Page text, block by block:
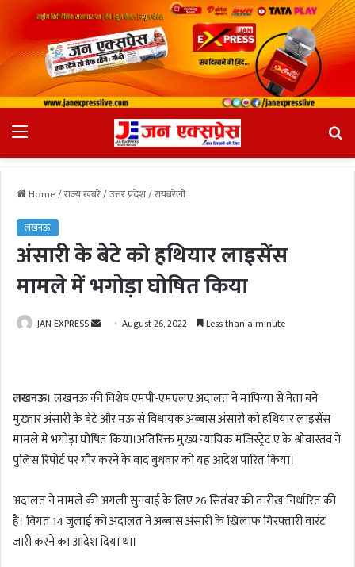
Home/राज्य खबरें/उत्तर प्रदेश/रायबरेली
लखनऊ
अंसारी के बेटे को हथियार लाइसेंस
मामले में भगोड़ा घोषित किया
JAN EXPRESS
a
n
e
m
i
l
August 26, 2022 Less than a minute
लखनऊ। लखनऊ की विशेष एमपी-एमएलए अदालत ने माफिया से नेता बने
मुख्तार अंसारी के बेटे और मऊ से विधायक अब्बास अंसारी को हथियार लाइसेंस
मामले में भगोड़ा घोषित किया।अतिरिक्त मुख्य न्यायिक मजिस्ट्रेट ए के श्रीवास्तव ने
पुलिस रिपोर्ट पर गौर करने के बाद बुधवार को यह आदेश पारित किया।
अदालत ने मामले की अगली सुनवाई के लिए 26 सितंबर की तारीख निर्धारित की
है। विगत 14 जुलाई को अदालत ने अब्बास अंसारी के खिलाफ गिरफ्तारी वारंट
जारी करने का आदेश दिया था।